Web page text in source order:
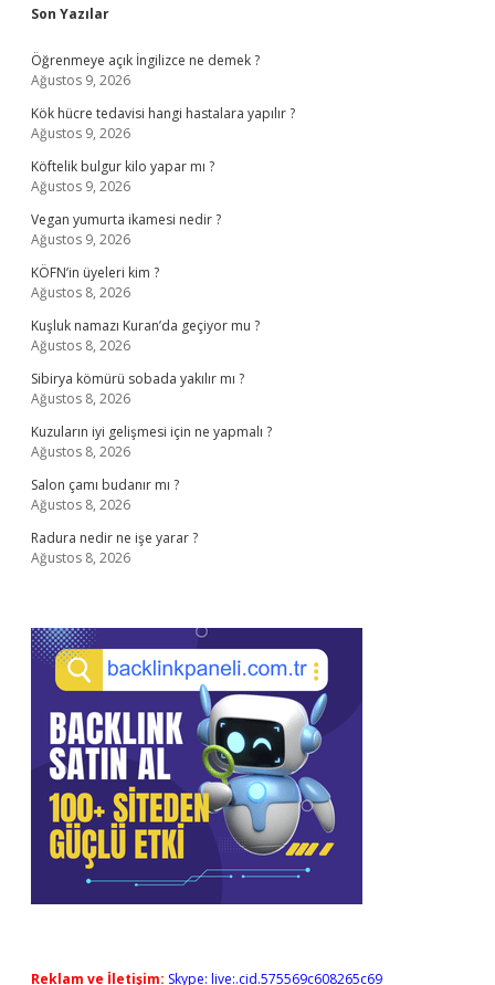
Sidebar
Son Yazılar
Öğrenmeye açık İngilizce ne demek ?
Ağustos 9, 2026
Kök hücre tedavisi hangi hastalara yapılır ?
Ağustos 9, 2026
Köftelik bulgur kilo yapar mı ?
Ağustos 9, 2026
Vegan yumurta ikamesi nedir ?
Ağustos 9, 2026
KÖFN’in üyeleri kim ?
Ağustos 8, 2026
Kuşluk namazı Kuran’da geçiyor mu ?
Ağustos 8, 2026
Sibirya kömürü sobada yakılır mı ?
Ağustos 8, 2026
Kuzuların iyi gelişmesi için ne yapmalı ?
Ağustos 8, 2026
Salon çamı budanır mı ?
Ağustos 8, 2026
Radura nedir ne işe yarar ?
Ağustos 8, 2026
Reklam ve İletişim: Skype: live:.cid.575569c608265c69